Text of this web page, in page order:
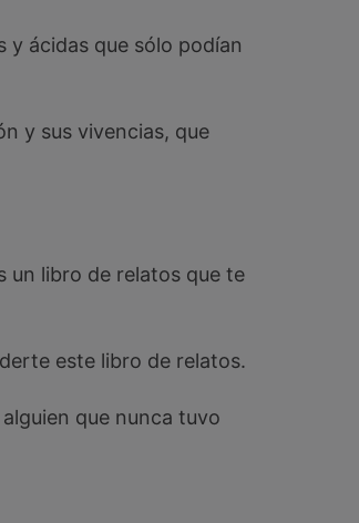
y ácidas que sólo podían
y sus vivencias, que
un libro de relatos que te
este libro de relatos.
que nunca tuvo